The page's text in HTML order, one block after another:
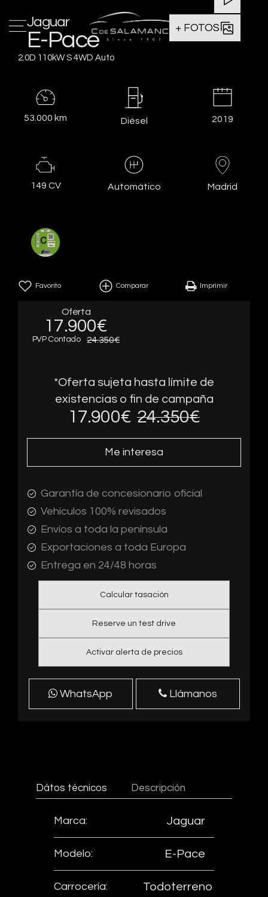
+ FOTOS
Jaguar
E-Pace
2.0D 110kW S 4WD Auto
53.000 km Diésel 2019
149 CV Automático Madrid
Favorito Comparar Imprimir
Oferta
17.900€
PVP Contado 24.350€
*Oferta sujeta hasta límite de
existencias o fin de campaña
17.900€ 24.350€
Me interesa
Garantía de concesionario oficial
Vehículos 100% revisados
Envíos a toda la península
Exportaciones a toda Europa
Entrega en 24/48 horas
Calcular tasación
Reserve un test drive
Activar alerta de precios
WhatsApp Llámanos
Dátos técnicos Descripción
Marca: Jaguar
Modelo: E-Pace
Carrocería: Todoterreno